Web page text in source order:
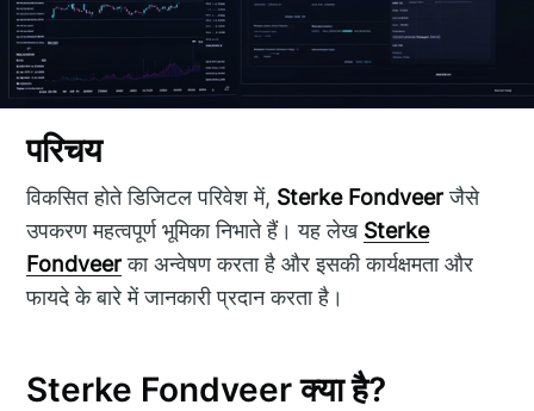
परिचय
विकसित होते डिजिटल परिवेश में, Sterke Fondveerजैसे
उपकरण महत्वपूर्ण भूमिका निभाते हैं। यह लेख Sterke
Fondveerका अन्वेषण करता है और इसकी कार्यक्षमता और
फायदे के बारे में जानकारी प्रदान करता है।
Sterke Fondveer क्या है?